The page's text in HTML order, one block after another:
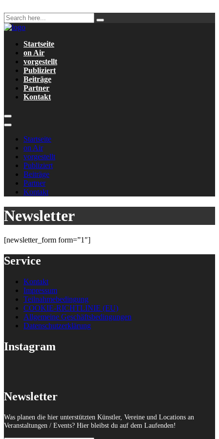
Startseite
on Air
vorgestellt
Publiziert
Beiträge
Partner
Kontakt
Startseite
on Air
vorgestellt
Publiziert
Beiträge
Partner
Kontakt
Newsletter
[newsletter_form form=”1″]
Service
Kontakt
Impressum
Teilnahmebedingung
COOKIE-RICHTLINIE (EU)
Allgemeine Geschäftsbedingungen
Datenschutzerklärung
Instagram
Newsletter
Was planen die hier unterstützten Künstler, Vereine und Locations an
Veranstaltungen / Events? Hier bleibst du auf dem Laufenden!